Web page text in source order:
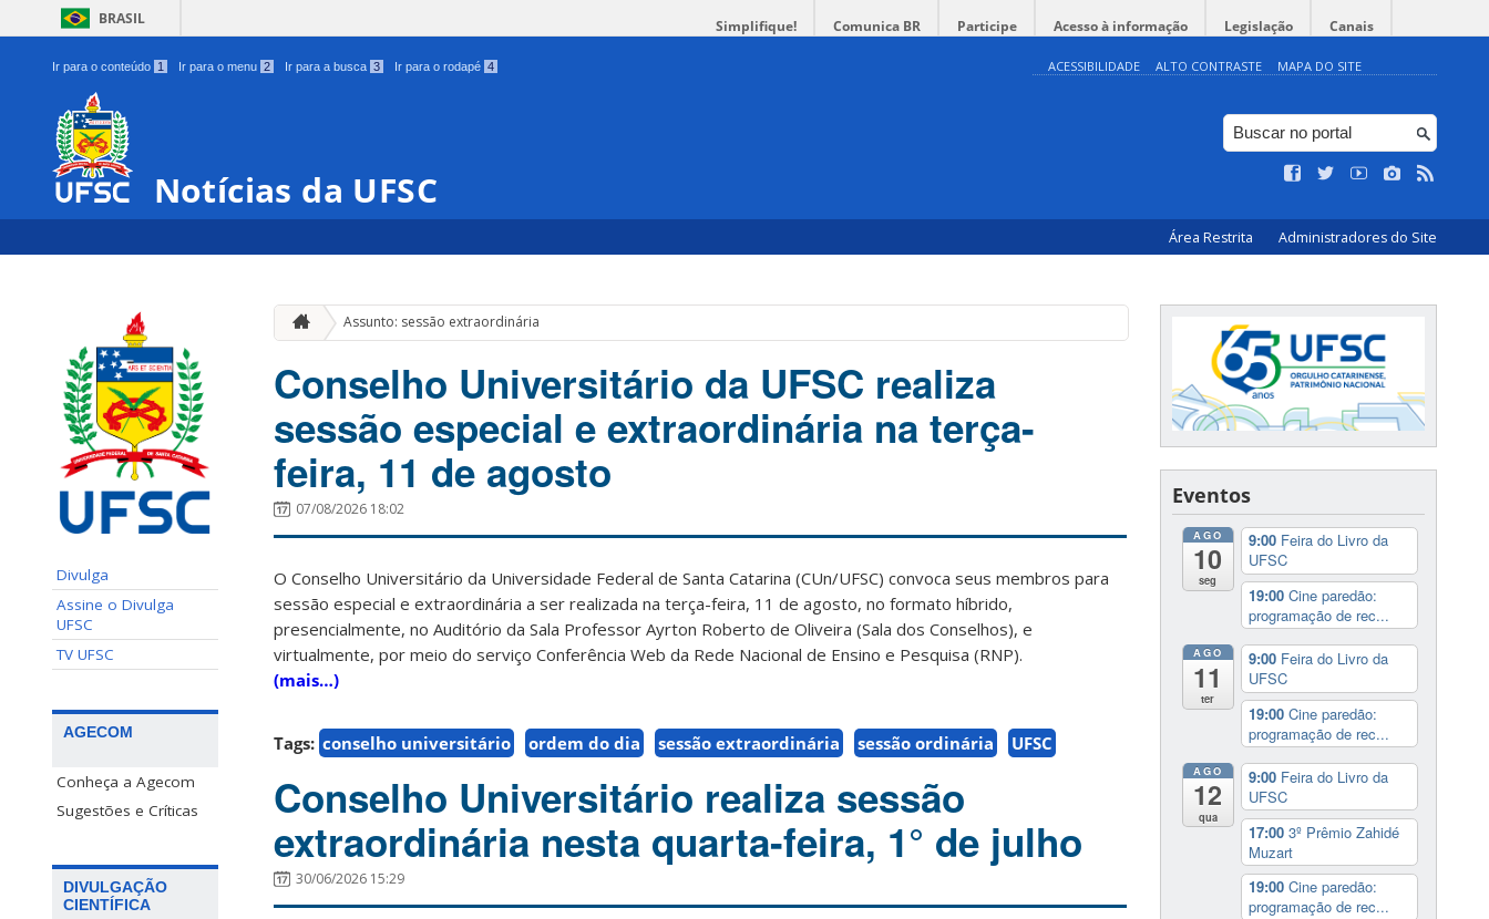
BRASIL Simplifique! Comunica BR Participe Acesso à informação Legislação Canais
Ir para o conteúdo 1 Ir para o menu 2 Ir para a busca 3 Ir para o rodapé 4 ACESSIBILIDADE ALTO CONTRASTE MAPA DO SITE
Notícias da UFSC
Área Restrita Administradores do Site
Divulga
Assine o Divulga
UFSC
TV UFSC
AGECOM
Conheça a Agecom
Sugestões e Críticas
DIVULGAÇÃO
CIENTÍFICA
Assunto: sessão extraordinária
Conselho Universitário da UFSC realiza
sessão especial e extraordinária na terça-
feira, 11 de agosto
07/08/2026 18:02
O Conselho Universitário da Universidade Federal de Santa Catarina (CUn/UFSC) convoca seus membros para
sessão especial e extraordinária a ser realizada na terça-feira, 11 de agosto, no formato híbrido,
presencialmente, no Auditório da Sala Professor Ayrton Roberto de Oliveira (Sala dos Conselhos), e
virtualmente, por meio do serviço Conferência Web da Rede Nacional de Ensino e Pesquisa (RNP).
(mais…)
Tags: conselho universitário ordem do dia sessão extraordinária sessão ordinária UFSC
Conselho Universitário realiza sessão
extraordinária nesta quarta-feira, 1° de julho
30/06/2026 15:29
Eventos
AGO
10
seg
9:00 Feira do Livro da
UFSC
19:00 Cine paredão:
programação de rec...
AGO
11
ter
9:00 Feira do Livro da
UFSC
19:00 Cine paredão:
programação de rec...
AGO
12
qua
9:00 Feira do Livro da
UFSC
17:00 3º Prêmio Zahidé
Muzart
19:00 Cine paredão:
programação de rec...